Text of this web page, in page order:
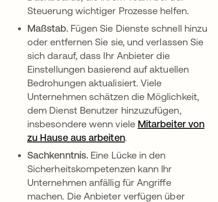
Steuerung wichtiger Prozesse helfen.
Maßstab. Fügen Sie Dienste schnell hinzu
oder entfernen Sie sie, und verlassen Sie
sich darauf, dass Ihr Anbieter die
Einstellungen basierend auf aktuellen
Bedrohungen aktualisiert. Viele
Unternehmen schätzen die Möglichkeit,
dem Dienst Benutzer hinzuzufügen,
insbesondere wenn viele Mitarbeiter von
zu Hause aus arbeitenwird in einer neuen
.
Sachkenntnis. Eine Lücke in den
Sicherheitskompetenzen kann Ihr
Unternehmen anfällig für Angriffe
machen. Die Anbieter verfügen über